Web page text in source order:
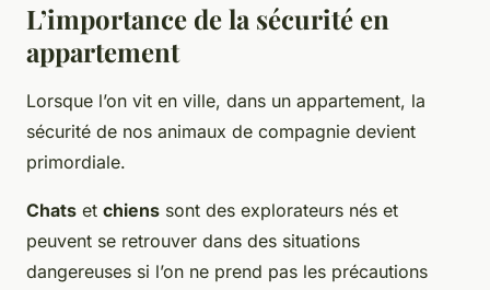
L’importance de la sécurité en
appartement
Lorsque l’on vit en ville, dans un appartement, la
sécurité de nos animaux de compagnie devient
primordiale.
Chats et chiens sont des explorateurs nés et
peuvent se retrouver dans des situations
dangereuses si l’on ne prend pas les précautions